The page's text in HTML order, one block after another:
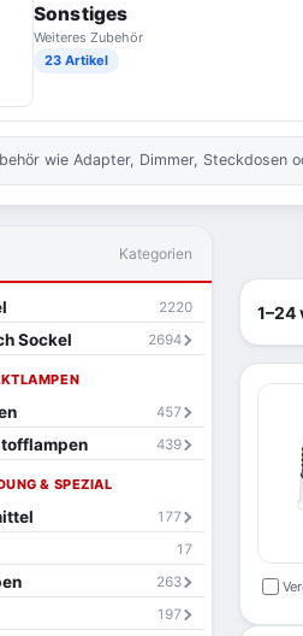
Sonstiges
Weiteres Zubehör
23 Artikel
wie Adapter, Dimmer, Steckdosen
Kategorien
2220
Sockel 2694
457
439
& SPEZIAL
177
17
263
197
1–24